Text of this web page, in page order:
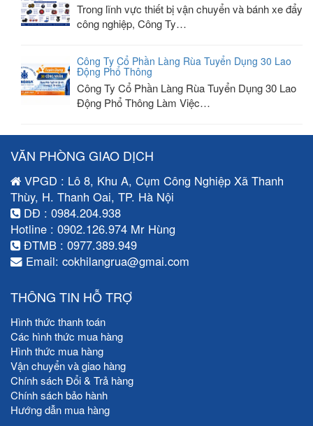
Trong lĩnh vực thiết bị vận chuyển và bánh xe đẩy
công nghiệp, Công Ty…
Công Ty Cổ Phần Làng Rùa Tuyển Dụng 30 Lao
Động Phổ Thông
Công Ty Cổ Phần Làng Rùa Tuyển Dụng 30 Lao
Động Phổ Thông Làm Việc…
VĂN PHÒNG GIAO DỊCH
VPGD : Lô 8, Khu A, Cụm Công Nghiệp Xã Thanh
Thùy, H. Thanh Oai, TP. Hà Nội
DĐ : 0984.204.938
Hotline : 0902.126.974 Mr Hùng
ĐTMB : 0977.389.949
Email: cokhilangrua@gmai.com
THÔNG TIN HỖ TRỢ
Hình thức thanh toán
Các hình thức mua hàng
Hình thức mua hàng
Vận chuyển và giao hàng
Chính sách Đổi & Trả hàng
Chính sách bảo hành
Hướng dẫn mua hàng